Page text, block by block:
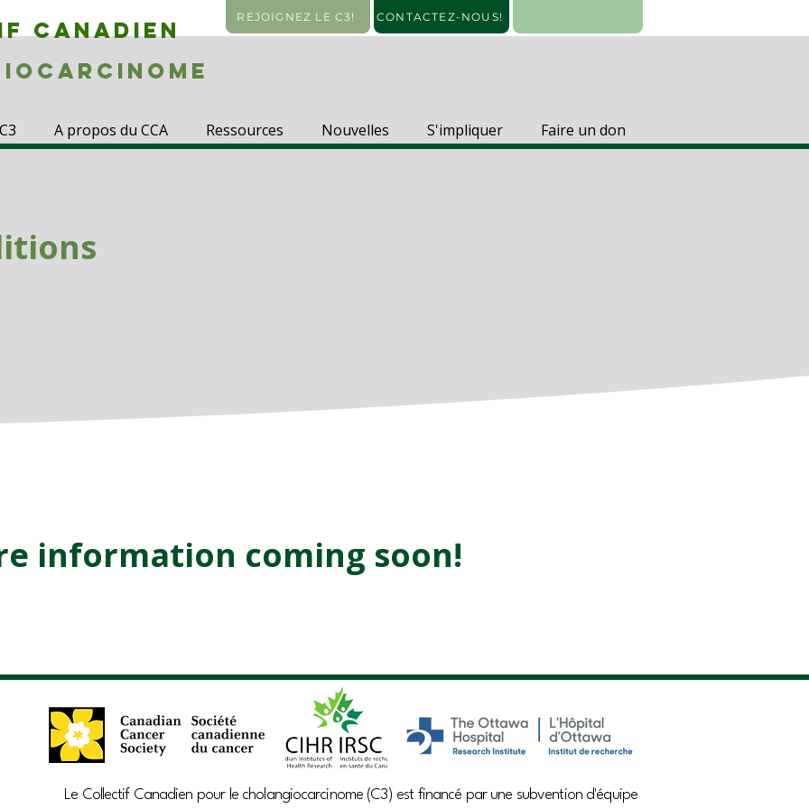
CANADIEN
REJOIGNEZ LE C3! CONTACTEZ-NOUS!
A propos du CCA Ressources Nouvelles S'impliquer Faire un don
information coming soon!
Le Collectif Canadien pour le cholangiocarcinome (C3) est financé par une subvention d'équipe